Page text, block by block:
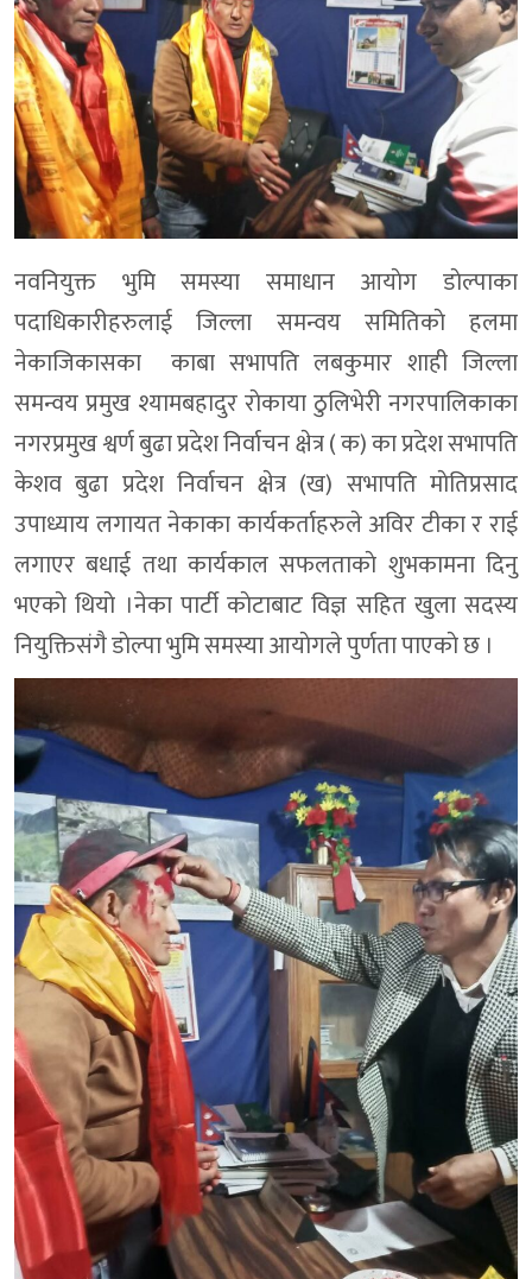
नवनियुक्त भुमि समस्या समाधान आयाेग डाेल्पाका
पदाधिकारीहरुलाई जिल्ला समन्वय समितिकाे हलमा
नेकाजिकासका काबा सभापति लबकुमार शाही जिल्ला
समन्वय प्रमुख श्यामबहादुर राेकाया ठुलिभेरी नगरपालिकाका
नगरप्रमुख श्वर्ण बुढा प्रदेश निर्वाचन क्षेत्र ( क) का प्रदेश सभापति
केशव बुढा प्रदेश निर्वाचन क्षेत्र (ख) सभापति माेतिप्रसाद
उपाध्याय लगायत नेकाका कार्यकर्ताहरुले अविर टीका र राई
लगाएर बधाई तथा कार्यकाल सफलताकाे शुभकामना दिनु
भएकाे थियाे ।नेका पार्टी काेटाबाट विज्ञ सहित खुला सदस्य
नियुक्तिसंगै डाेल्पा भुमि समस्या आयाेगले पुर्णता पाएकाे छ ।